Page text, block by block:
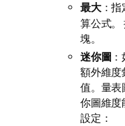
最大：指
算公式。
塊。
迷你圖
額外維度
值。量表
你圖維度
設定：